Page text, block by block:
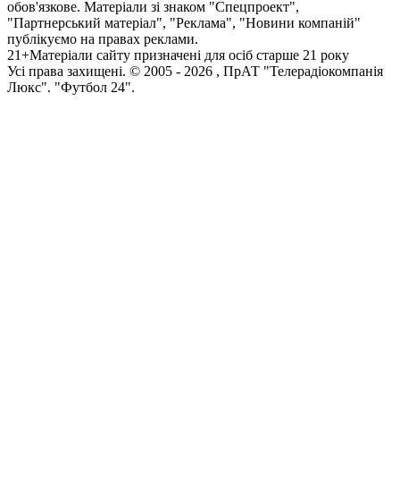
обов'язкове. Матеріали зі знаком "Спецпроект",
"Партнерський матеріал", "Реклама", "Новини компаній"
публікуємо на правах реклами.
21+Матеріали сайту призначені для осіб старше 21 року
Усi права захищенi. © 2005 - 2026 , ПрАТ "Телерадіокомпанія
Люкс". "Футбол 24".